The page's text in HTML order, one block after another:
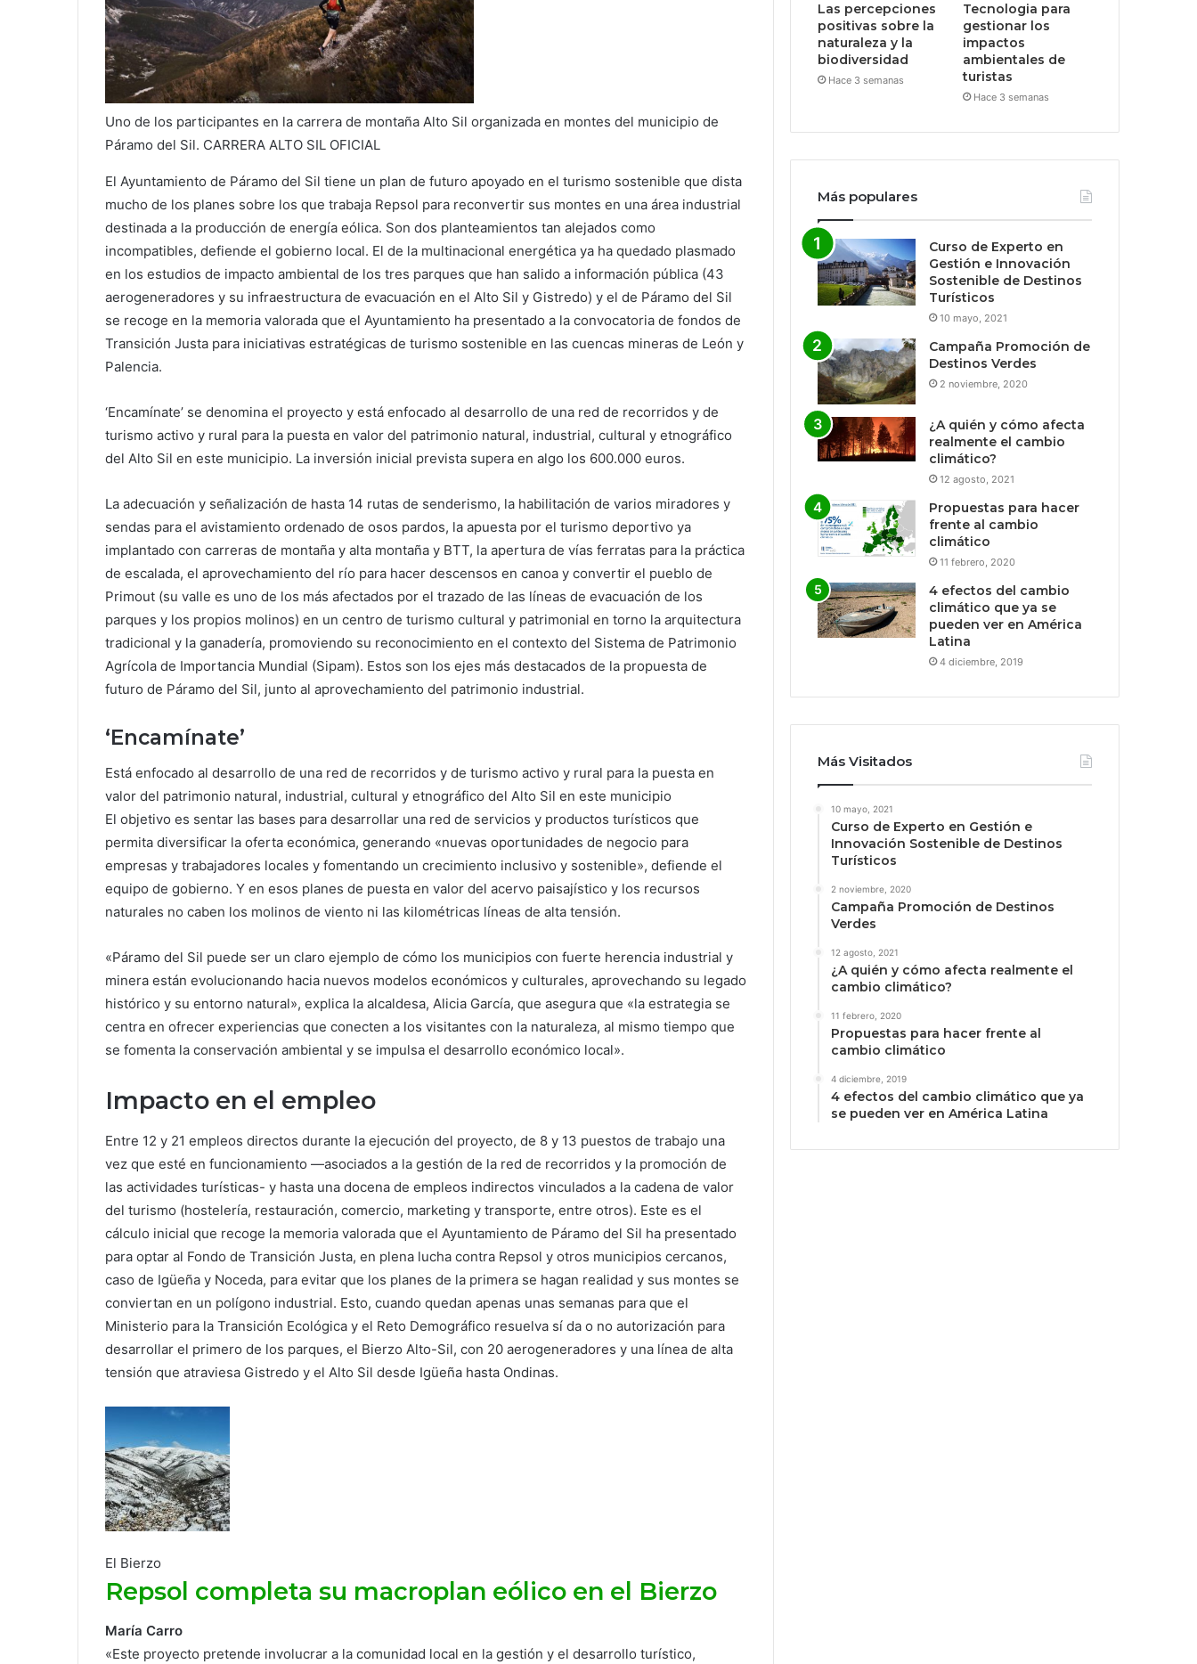
Uno de los participantes en la carrera de montaña Alto Sil organizada en montes del municipio de
Páramo del Sil. CARRERA ALTO SIL OFICIAL
El Ayuntamiento de Páramo del Sil tiene un plan de futuro apoyado en el turismo sostenible que dista
mucho de los planes sobre los que trabaja Repsol para reconvertir sus montes en una área industrial
destinada a la producción de energía eólica. Son dos planteamientos tan alejados como
incompatibles, defiende el gobierno local. El de la multinacional energética ya ha quedado plasmado
en los estudios de impacto ambiental de los tres parques que han salido a información pública (43
aerogeneradores y su infraestructura de evacuación en el Alto Sil y Gistredo) y el de Páramo del Sil
se recoge en la memoria valorada que el Ayuntamiento ha presentado a la convocatoria de fondos de
Transición Justa para iniciativas estratégicas de turismo sostenible en las cuencas mineras de León y
Palencia.
‘Encamínate’ se denomina el proyecto y está enfocado al desarrollo de una red de recorridos y de
turismo activo y rural para la puesta en valor del patrimonio natural, industrial, cultural y etnográfico
del Alto Sil en este municipio. La inversión inicial prevista supera en algo los 600.000 euros.
La adecuación y señalización de hasta 14 rutas de senderismo, la habilitación de varios miradores y
sendas para el avistamiento ordenado de osos pardos, la apuesta por el turismo deportivo ya
implantado con carreras de montaña y alta montaña y BTT, la apertura de vías ferratas para la práctica
de escalada, el aprovechamiento del río para hacer descensos en canoa y convertir el pueblo de
Primout (su valle es uno de los más afectados por el trazado de las líneas de evacuación de los
parques y los propios molinos) en un centro de turismo cultural y patrimonial en torno la arquitectura
tradicional y la ganadería, promoviendo su reconocimiento en el contexto del Sistema de Patrimonio
Agrícola de Importancia Mundial (Sipam). Estos son los ejes más destacados de la propuesta de
futuro de Páramo del Sil, junto al aprovechamiento del patrimonio industrial.
‘Encamínate’
Está enfocado al desarrollo de una red de recorridos y de turismo activo y rural para la puesta en
valor del patrimonio natural, industrial, cultural y etnográfico del Alto Sil en este municipio
El objetivo es sentar las bases para desarrollar una red de servicios y productos turísticos que
permita diversificar la oferta económica, generando «nuevas oportunidades de negocio para
empresas y trabajadores locales y fomentando un crecimiento inclusivo y sostenible», defiende el
equipo de gobierno. Y en esos planes de puesta en valor del acervo paisajístico y los recursos
naturales no caben los molinos de viento ni las kilométricas líneas de alta tensión.
«Páramo del Sil puede ser un claro ejemplo de cómo los municipios con fuerte herencia industrial y
minera están evolucionando hacia nuevos modelos económicos y culturales, aprovechando su legado
histórico y su entorno natural», explica la alcaldesa, Alicia García, que asegura que «la estrategia se
centra en ofrecer experiencias que conecten a los visitantes con la naturaleza, al mismo tiempo que
se fomenta la conservación ambiental y se impulsa el desarrollo económico local».
Impacto en el empleo
Entre 12 y 21 empleos directos durante la ejecución del proyecto, de 8 y 13 puestos de trabajo una
vez que esté en funcionamiento —asociados a la gestión de la red de recorridos y la promoción de
las actividades turísticas- y hasta una docena de empleos indirectos vinculados a la cadena de valor
del turismo (hostelería, restauración, comercio, marketing y transporte, entre otros). Este es el
cálculo inicial que recoge la memoria valorada que el Ayuntamiento de Páramo del Sil ha presentado
para optar al Fondo de Transición Justa, en plena lucha contra Repsol y otros municipios cercanos,
caso de Igüeña y Noceda, para evitar que los planes de la primera se hagan realidad y sus montes se
conviertan en un polígono industrial. Esto, cuando quedan apenas unas semanas para que el
Ministerio para la Transición Ecológica y el Reto Demográfico resuelva sí da o no autorización para
desarrollar el primero de los parques, el Bierzo Alto-Sil, con 20 aerogeneradores y una línea de alta
tensión que atraviesa Gistredo y el Alto Sil desde Igüeña hasta Ondinas.
El Bierzo
Repsol completa su macroplan eólico en el Bierzo
María Carro
«Este proyecto pretende involucrar a la comunidad local en la gestión y el desarrollo turístico,
Las percepciones
positivas sobre la
naturaleza y la
biodiversidad
Hace 3 semanas
Tecnologia para
gestionar los
impactos
ambientales de
turistas
Hace 3 semanas
Más populares
Curso de Experto en
Gestión e Innovación
Sostenible de Destinos
Turísticos
10 mayo, 2021
Campaña Promoción de
Destinos Verdes
2 noviembre, 2020
¿A quién y cómo afecta
realmente el cambio
climático?
12 agosto, 2021
Propuestas para hacer
frente al cambio
climático
11 febrero, 2020
4 efectos del cambio
climático que ya se
pueden ver en América
Latina
4 diciembre, 2019
Más Visitados
10 mayo, 2021
Curso de Experto en Gestión e
Innovación Sostenible de Destinos
Turísticos
2 noviembre, 2020
Campaña Promoción de Destinos
Verdes
12 agosto, 2021
¿A quién y cómo afecta realmente el
cambio climático?
11 febrero, 2020
Propuestas para hacer frente al
cambio climático
4 diciembre, 2019
4 efectos del cambio climático que ya
se pueden ver en América Latina